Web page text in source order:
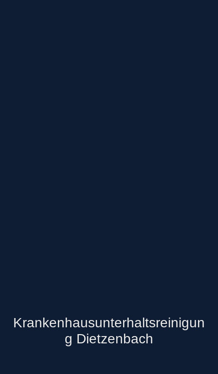
Krankenhausunterhaltsreinigun
g Dietzenbach